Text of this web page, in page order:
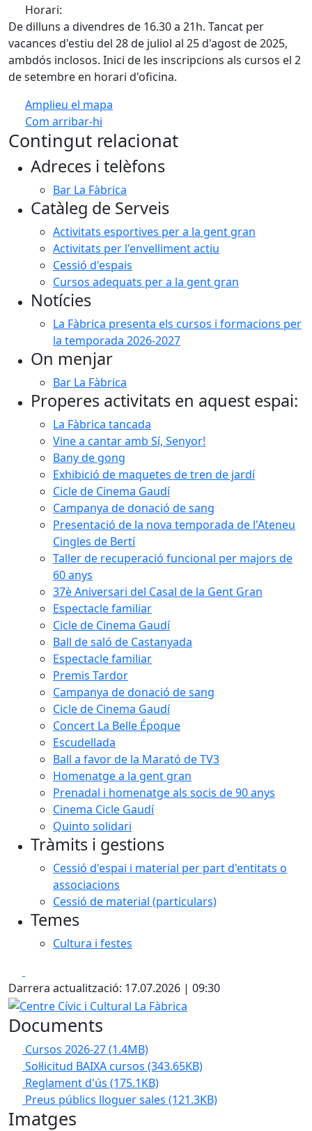
Horari:
De dilluns a divendres de 16.30 a 21h. Tancat per
vacances d'estiu del 28 de juliol al 25 d'agost de 2025,
ambdós inclosos. Inici de les inscripcions als cursos el 2
de setembre en horari d'oficina.
Amplieu el mapa
Com arribar-hi
+
−
Contingut relacionat
Adreces i telèfons
Bar La Fàbrica
Catàleg de Serveis
Activitats esportives per a la gent gran
Activitats per l'envelliment actiu
Cessió d'espais
Cursos adequats per a la gent gran
Notícies
La Fàbrica presenta els cursos i formacions per
la temporada 2026-2027
On menjar
Bar La Fàbrica
Properes activitats en aquest espai:
La Fàbrica tancada
Vine a cantar amb Sí, Senyor!
Bany de gong
Exhibició de maquetes de tren de jardí
Cicle de Cinema Gaudí
Campanya de donació de sang
Presentació de la nova temporada de l'Ateneu
Cingles de Bertí
Taller de recuperació funcional per majors de
60 anys
37è Aniversari del Casal de la Gent Gran
Espectacle familiar
Cicle de Cinema Gaudí
Ball de saló de Castanyada
Espectacle familiar
Premis Tardor
Campanya de donació de sang
Cicle de Cinema Gaudí
Concert La Belle Époque
Escudellada
Ball a favor de la Marató de TV3
Homenatge a la gent gran
Prenadal i homenatge als socis de 90 anys
Cinema Cicle Gaudí
Quinto solidari
Tràmits i gestions
Cessió d'espai i material per part d'entitats o
associacions
Cessió de material (particulars)
Temes
Cultura i festes
Darrera actualització: 17.07.2026 | 09:30
Centre Cívic i Cultural La Fàbrica
Documents
Cursos 2026-27(1.4MB)
Sol·licitud BAIXA cursos (343.65KB)
Reglament d'ús (175.1KB)
Preus públics lloguer sales (121.3KB)
Imatges